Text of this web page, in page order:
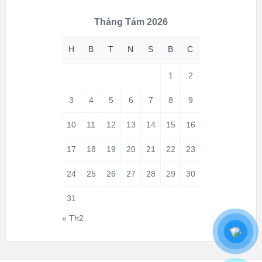
Tháng Tám 2026
H B T N S B C
1 2
3 4 5 6 7 8 9
10 11 12 13 14 15 16
17 18 19 20 21 22 23
24 25 26 27 28 29 30
31
« Th2